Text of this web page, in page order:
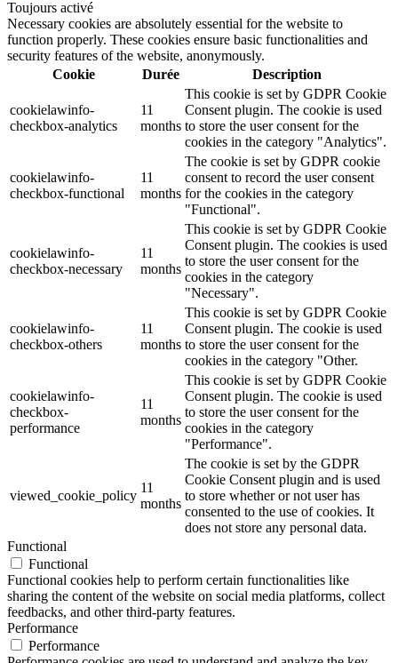
Toujours activé
Necessary cookies are absolutely essential for the website to
function properly. These cookies ensure basic functionalities and
security features of the website, anonymously.
Cookie
Durée Description
cookielawinfo-
checkbox-analytics
11
months
This cookie is set by GDPR Cookie
Consent plugin. The cookie is used
to store the user consent for the
cookies in the category "Analytics".
cookielawinfo-
checkbox-functional
11
months
The cookie is set by GDPR cookie
consent to record the user consent
for the cookies in the category
"Functional".
cookielawinfo-
checkbox-necessary
11
months
This cookie is set by GDPR Cookie
Consent plugin. The cookies is used
to store the user consent for the
cookies in the category
"Necessary".
cookielawinfo-
checkbox-others
11
months
This cookie is set by GDPR Cookie
Consent plugin. The cookie is used
to store the user consent for the
cookies in the category "Other.
cookielawinfo-
checkbox-
performance
11
months
This cookie is set by GDPR Cookie
Consent plugin. The cookie is used
to store the user consent for the
cookies in the category
"Performance".
viewed_cookie_policy
11
months
The cookie is set by the GDPR
Cookie Consent plugin and is used
to store whether or not user has
consented to the use of cookies. It
does not store any personal data.
Functional
Functional
Functional cookies help to perform certain functionalities like
sharing the content of the website on social media platforms, collect
feedbacks, and other third-party features.
Performance
Performance